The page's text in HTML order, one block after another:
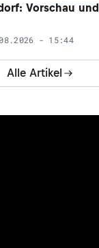
Alle Artikel
Vorschau und
- 15:44